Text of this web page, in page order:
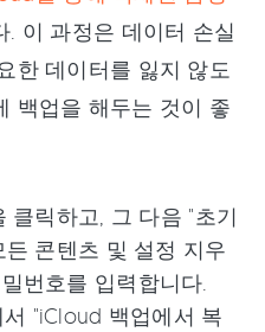
. 이 과정은 데이터 손실
한 데이터를 잃지 않도
백업을 해두는 것이 좋
클릭하고, 그 다음 "초기
콘텐츠 및 설정 지우
번호를 입력합니다.
"iCloud 백업에서 복